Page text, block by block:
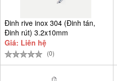
Đinh rive inox 304 (Đinh tán,
Đinh rút) 3.2x10mm
Giá: Liên hệ
(0)